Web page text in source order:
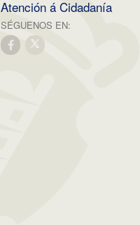
Atención á Cidadanía
SÉGUENOS EN: